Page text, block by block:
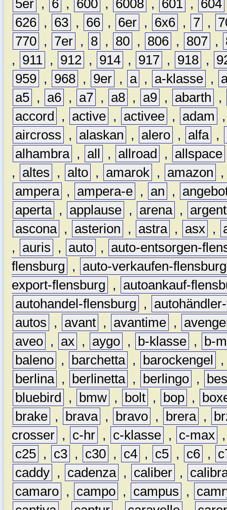
5er , 6 , 600 , 6008 , 601 , 604
626 , 63 , 66 , 6er , 6x6 , 7 ,
770 , 7er , 8 , 80 , 806 , 807 ,
,
911 , 912 , 914 , 917 , 918 ,
959 , 968 , 9er , a , a-klasse ,
a5 , a6 , a7 , a8 , a9 , abarth
,
accord
, active , activee , adam
aircross
, alaskan , alero , alfa ,
alhambra , all , allroad , allspace
,
altes , alto , amarok , amazon
ampera , ampera-e , an ,
aperta , applause , arena ,
ascona , asterion , astra , asx ,
,
auris , auto ,
auto-entsorgen-
flensburg
,
auto-verkaufen-flensburg
export-flensburg
,
autoankauf-
autohandel-flensburg
,
autos
, avant , avantime ,
aveo , ax , aygo , b-klasse ,
b-
baleno , barchetta , barockengel
berlina , berlinetta , berlingo ,
bluebird
, bmw , bolt , bop ,
brake , brava , bravo , brera ,
crosser , c-hr , c-klasse , c-max
c25 , c3 , c30 , c4 , c5 , c6 ,
caddy , cadenza , caliber ,
camaro , campo , campus ,